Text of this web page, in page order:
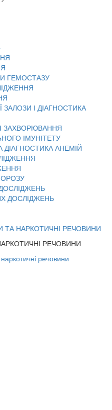
ГЕМОСТАЗУ
І ДІАГНОСТИКА
ЗАХВОРЮВАННЯ
ІМУНІТЕТУ
ДІАГНОСТИКА АНЕМІЙ
ДОСЛІДЖЕНЬ
ТА НАРКОТИЧНІ РЕЧОВИНИ
РЕЧОВИНИ
речовини